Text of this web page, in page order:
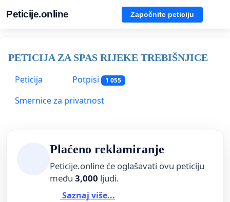
Peticije.online Započnite peticiju
PETICIJA ZA SPAS RIJEKE TREBIŠNJICE
Peticija
Potpisi 1 055
Smernice za privatnost
Plaćeno reklamiranje
Peticije.online će oglašavati ovu peticiju
među 3,000 ljudi.
Saznaj više...